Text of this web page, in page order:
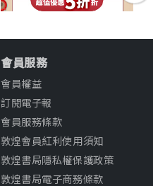
會員服務
會員權益
訂閱電子報
會員服務條款
敦煌會員紅利使用須知
敦煌書局隱私權保護政策
敦煌書局電子商務條款